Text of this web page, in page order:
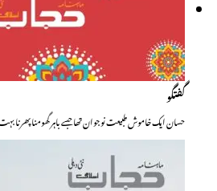
گفتگو
حسان ایک خاموش طبیعت نوجوان تھا جسے باہر گھومنا پھرنا